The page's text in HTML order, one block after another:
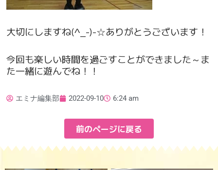
大切にしますね(^_-)-☆ありがとうございます！
今回も楽しい時間を過ごすことができました～ま
た一緒に遊んでね！！
エミナ編集部 2022-09-10 6:24 am
前のページに戻る